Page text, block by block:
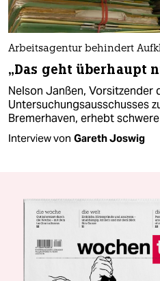
Arbeitsagentur behindert
„Das geht überhaupt
Nelson Janßen, Vorsitzender
Untersuchungsausschusses
Bremerhaven, erhebt
Interview von Gareth Joswig